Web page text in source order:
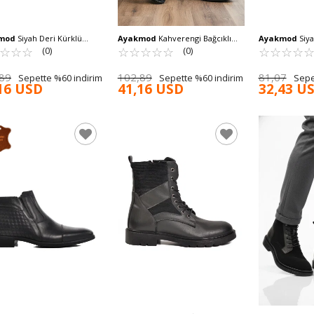
Siyah Deri Kürklü
Dirençli Kaymaz Erkek
HK-3506 M
☆☆☆
★★★ (0)
Sepette %60 indirim
USD
Ayakmod Kahverengi Bağcıklı
Hakiki Deri Erkek Bot AG1188-
1013 M
☆☆☆☆☆
★★★★★ (0)
102,89 Sepette %60 indirim
41,16 USD
Ayakmod
Erkek Chelsea
☆☆☆☆☆
★★★★★
81,07
32,43